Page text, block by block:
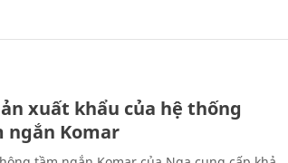
xuất khẩu của hệ thống
ngắn Komar